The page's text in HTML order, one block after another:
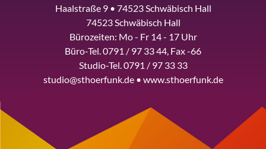
Haalstraße 9 • 74523 Schwäbisch Hall
74523 Schwäbisch Hall
Bürozeiten: Mo - Fr 14 - 17 Uhr
Büro-Tel. 0791 / 97 33 44, Fax -66
Studio-Tel. 0791 / 97 33 33
studio@sthoerfunk.de • www.sthoerfunk.de